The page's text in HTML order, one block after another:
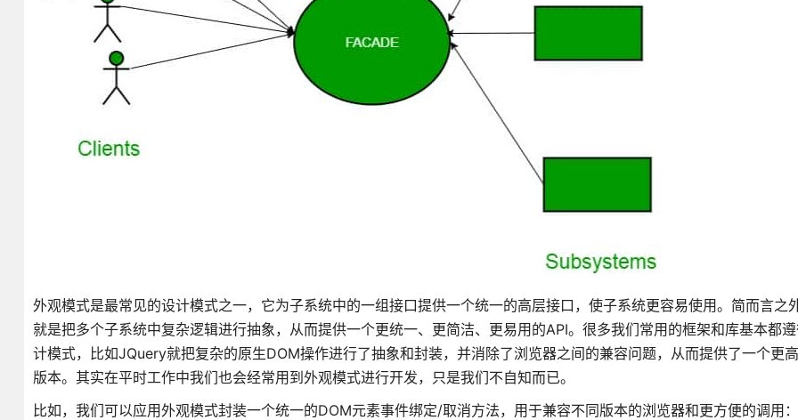
外观模式是最常见的设计模式之一，它为子系统中的一组接口提供一个统一的高层接口，使子系统更容易使用。简而言之
就是把多个子系统中复杂逻辑进行抽象，从而提供一个更统一、更简洁、更易用的API。很多我们常用的框架和库基本都
计模式，比如JQuery就把复杂的原生DOM操作进行了抽象和封装，并消除了浏览器之间的兼容问题，从而提供了一个更
版本。其实在平时工作中我们也会经常用到外观模式进行开发，只是我们不自知而已。
比如，我们可以应用外观模式封装一个统一的DOM元素事件绑定/取消方法，用于兼容不同版本的浏览器和更方便的调用：